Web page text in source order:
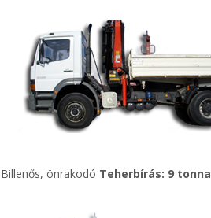
Billenős, önrakodó Teherbírás: 9 tonna